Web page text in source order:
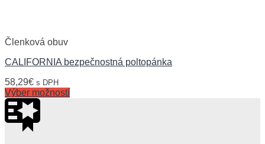
Členková obuv
CALIFORNIA bezpečnostná poltopánka
58,29€ s DPH
Výber možností